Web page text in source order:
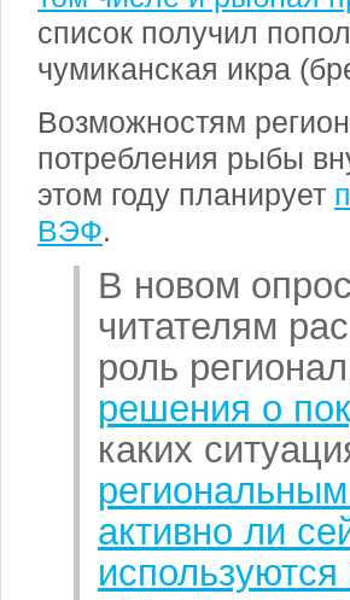
список получил
чумиканская икра
Возможностям
потребления рыбы
этом году планирует
ВЭФ.
В новом
читателям
роль
решения о
каких
активно ли